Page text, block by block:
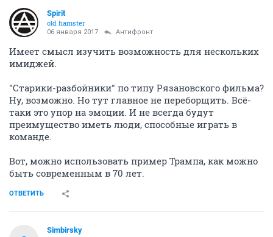
Spirit
old hamster
06 января 2017 Антифронт
Имеет смысл изучить возможность для нескольких
имиджей.
"Старики-разбойники" по типу Рязановского фильма?
Ну, возможно. Но тут главное не переборщить. Всё-
таки это упор на эмоции. И не всегда будут
преимущество иметь люди, способные играть в
команде.
Вот, можно использовать пример Трампа, как можно
быть современным в 70 лет.
ОТВЕТИТЬ
Simbirsky